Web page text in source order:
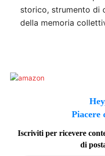
storico, strumento di
della memoria
Piacere
Iscriviti per ricevere
di